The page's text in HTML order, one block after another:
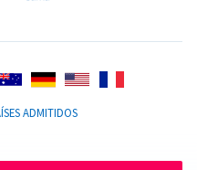
ADMITIDOS